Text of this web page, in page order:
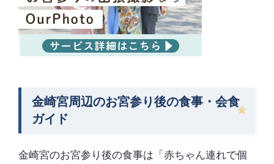
金崎宮周辺のお宮参り後の食事・会食
ガイド
金崎宮のお宮参り後の食事は「赤ちゃん連れで個